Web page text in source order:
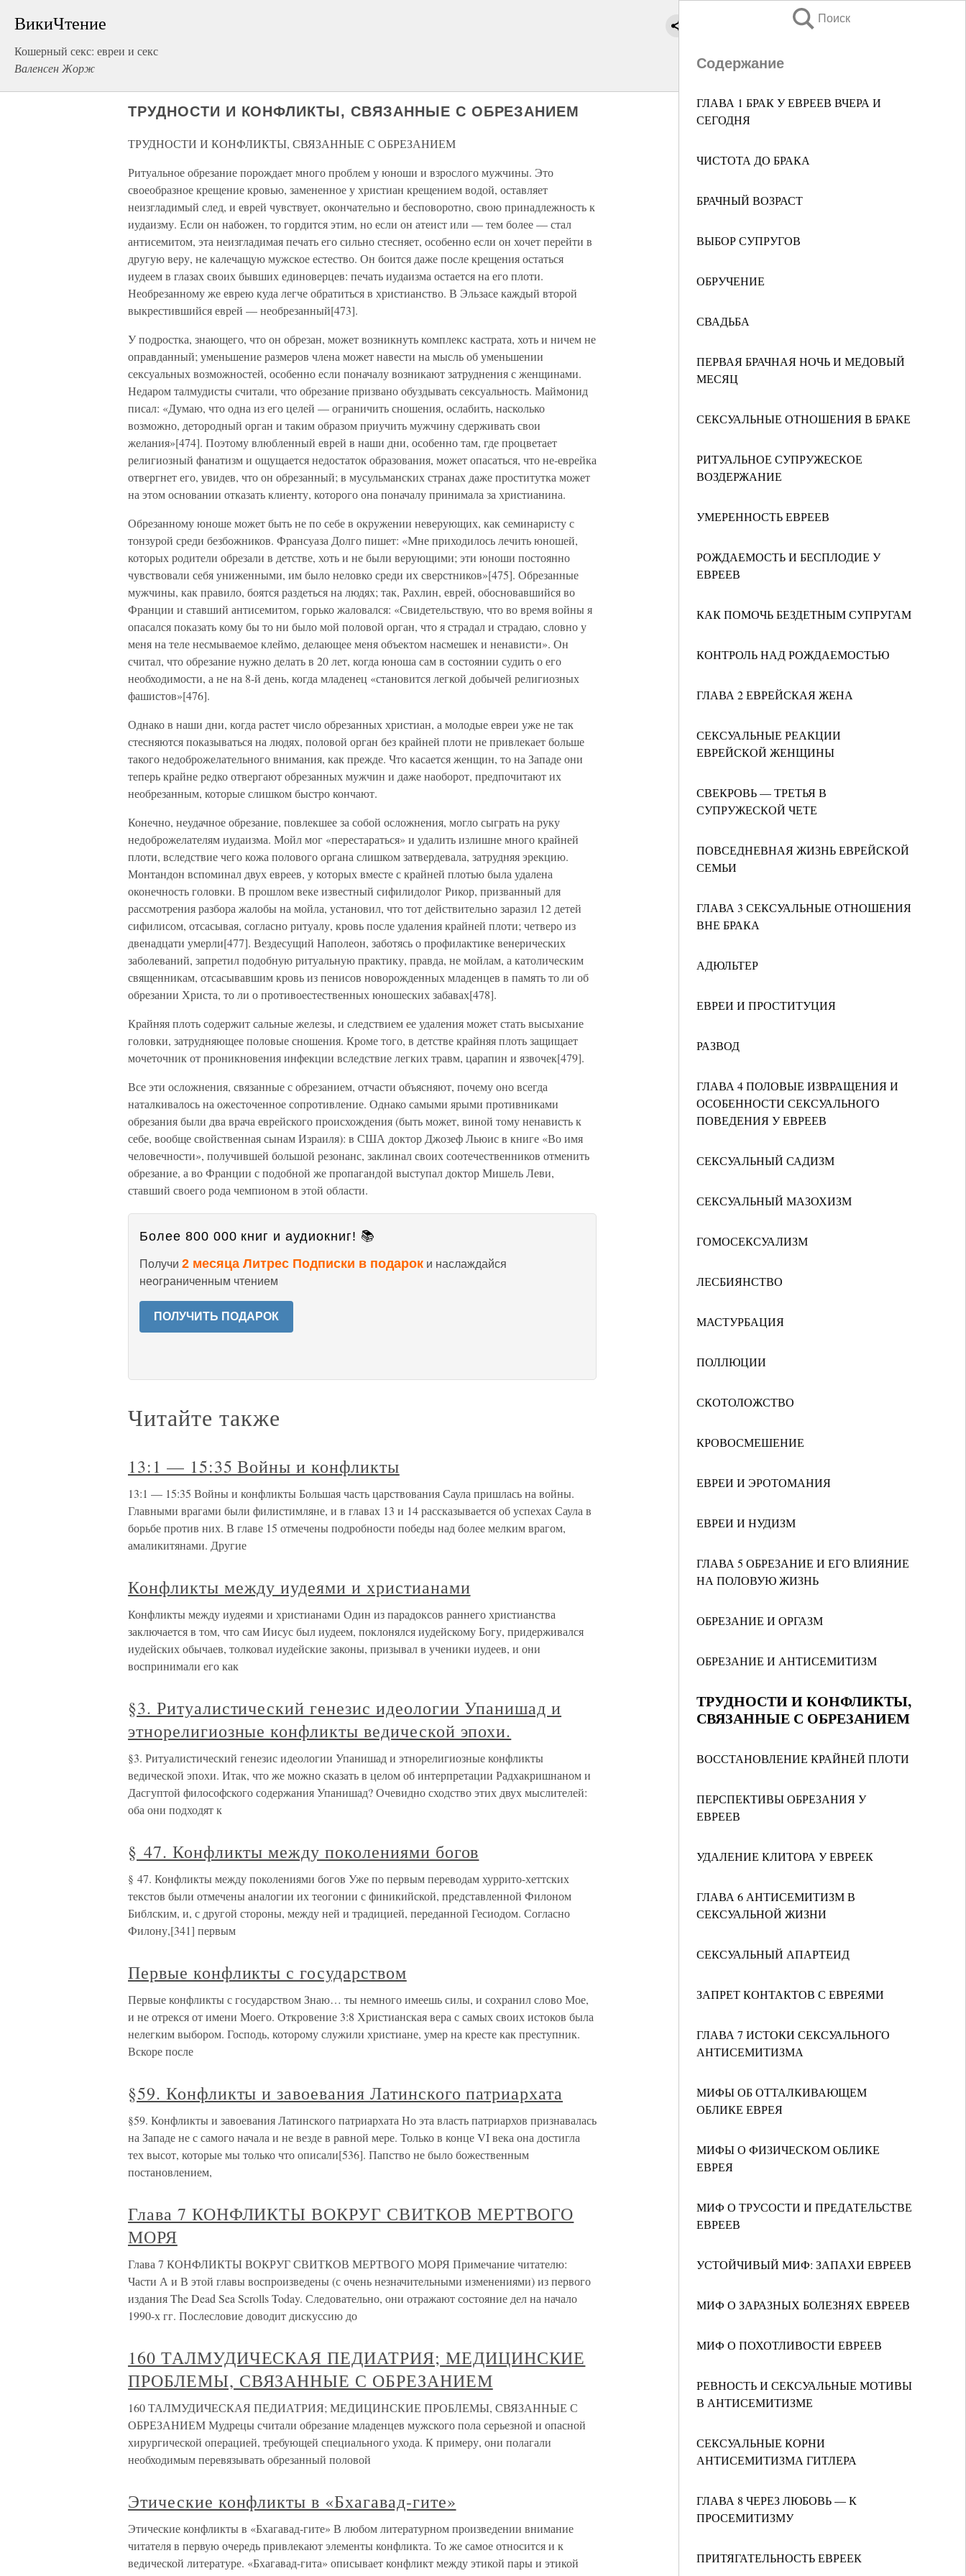
ВикиЧтение
Кошерный секс: евреи и секс
Валенсен Жорж
Поиск
Содержание
ГЛАВА 1 БРАК У ЕВРЕЕВ ВЧЕРА И
СЕГОДНЯ
ЧИСТОТА ДО БРАКА
БРАЧНЫЙ ВОЗРАСТ
ВЫБОР СУПРУГОВ
ОБРУЧЕНИЕ
СВАДЬБА
ПЕРВАЯ БРАЧНАЯ НОЧЬ И МЕДОВЫЙ
МЕСЯЦ
СЕКСУАЛЬНЫЕ ОТНОШЕНИЯ В БРАКЕ
РИТУАЛЬНОЕ СУПРУЖЕСКОЕ
ВОЗДЕРЖАНИЕ
УМЕРЕННОСТЬ ЕВРЕЕВ
РОЖДАЕМОСТЬ И БЕСПЛОДИЕ У
ЕВРЕЕВ
КАК ПОМОЧЬ БЕЗДЕТНЫМ СУПРУГАМ
КОНТРОЛЬ НАД РОЖДАЕМОСТЬЮ
ГЛАВА 2 ЕВРЕЙСКАЯ ЖЕНА
СЕКСУАЛЬНЫЕ РЕАКЦИИ
ЕВРЕЙСКОЙ ЖЕНЩИНЫ
СВЕКРОВЬ — ТРЕТЬЯ В
СУПРУЖЕСКОЙ ЧЕТЕ
ПОВСЕДНЕВНАЯ ЖИЗНЬ ЕВРЕЙСКОЙ
СЕМЬИ
ГЛАВА 3 СЕКСУАЛЬНЫЕ ОТНОШЕНИЯ
ВНЕ БРАКА
АДЮЛЬТЕР
ЕВРЕИ И ПРОСТИТУЦИЯ
РАЗВОД
ГЛАВА 4 ПОЛОВЫЕ ИЗВРАЩЕНИЯ И
ОСОБЕННОСТИ СЕКСУАЛЬНОГО
ПОВЕДЕНИЯ У ЕВРЕЕВ
СЕКСУАЛЬНЫЙ САДИЗМ
СЕКСУАЛЬНЫЙ МАЗОХИЗМ
ГОМОСЕКСУАЛИЗМ
ЛЕСБИЯНСТВО
МАСТУРБАЦИЯ
ПОЛЛЮЦИИ
СКОТОЛОЖСТВО
КРОВОСМЕШЕНИЕ
ЕВРЕИ И ЭРОТОМАНИЯ
ЕВРЕИ И НУДИЗМ
ГЛАВА 5 ОБРЕЗАНИЕ И ЕГО ВЛИЯНИЕ
НА ПОЛОВУЮ ЖИЗНЬ
ОБРЕЗАНИЕ И ОРГАЗМ
ОБРЕЗАНИЕ И АНТИСЕМИТИЗМ
ТРУДНОСТИ И КОНФЛИКТЫ,
СВЯЗАННЫЕ С ОБРЕЗАНИЕМ
ВОССТАНОВЛЕНИЕ КРАЙНЕЙ ПЛОТИ
ПЕРСПЕКТИВЫ ОБРЕЗАНИЯ У
ЕВРЕЕВ
УДАЛЕНИЕ КЛИТОРА У ЕВРЕЕК
ГЛАВА 6 АНТИСЕМИТИЗМ В
СЕКСУАЛЬНОЙ ЖИЗНИ
СЕКСУАЛЬНЫЙ АПАРТЕИД
ЗАПРЕТ КОНТАКТОВ С ЕВРЕЯМИ
ГЛАВА 7 ИСТОКИ СЕКСУАЛЬНОГО
АНТИСЕМИТИЗМА
МИФЫ ОБ ОТТАЛКИВАЮЩЕМ
ОБЛИКЕ ЕВРЕЯ
МИФЫ О ФИЗИЧЕСКОМ ОБЛИКЕ
ЕВРЕЯ
МИФ О ТРУСОСТИ И ПРЕДАТЕЛЬСТВЕ
ЕВРЕЕВ
УСТОЙЧИВЫЙ МИФ: ЗАПАХИ ЕВРЕЕВ
МИФ О ЗАРАЗНЫХ БОЛЕЗНЯХ ЕВРЕЕВ
МИФ О ПОХОТЛИВОСТИ ЕВРЕЕВ
РЕВНОСТЬ И СЕКСУАЛЬНЫЕ МОТИВЫ
В АНТИСЕМИТИЗМЕ
СЕКСУАЛЬНЫЕ КОРНИ
АНТИСЕМИТИЗМА ГИТЛЕРА
ГЛАВА 8 ЧЕРЕЗ ЛЮБОВЬ — К
ПРОСЕМИТИЗМУ
ПРИТЯГАТЕЛЬНОСТЬ ЕВРЕЕК
ТРУДНОСТИ И КОНФЛИКТЫ, СВЯЗАННЫЕ С ОБРЕЗАНИЕМ
ТРУДНОСТИ И КОНФЛИКТЫ, СВЯЗАННЫЕ С ОБРЕЗАНИЕМ
Ритуальное обрезание порождает много проблем у юноши и взрослого мужчины. Это
своеобразное крещение кровью, замененное у христиан крещением водой, оставляет
неизгладимый след, и еврей чувствует, окончательно и бесповоротно, свою принадлежность к
иудаизму. Если он набожен, то гордится этим, но если он атеист или — тем более — стал
антисемитом, эта неизгладимая печать его сильно стесняет, особенно если он хочет перейти в
другую веру, не калечащую мужское естество. Он боится даже после крещения остаться
иудеем в глазах своих бывших единоверцев: печать иудаизма остается на его плоти.
Необрезанному же еврею куда легче обратиться в христианство. В Эльзасе каждый второй
выкрестившийся еврей — необрезанный[473].
У подростка, знающего, что он обрезан, может возникнуть комплекс кастрата, хоть и ничем не
оправданный; уменьшение размеров члена может навести на мысль об уменьшении
сексуальных возможностей, особенно если поначалу возникают затруднения с женщинами.
Недаром талмудисты считали, что обрезание призвано обуздывать сексуальность. Маймонид
писал: «Думаю, что одна из его целей — ограничить сношения, ослабить, насколько
возможно, детородный орган и таким образом приучить мужчину сдерживать свои
желания»[474]. Поэтому влюбленный еврей в наши дни, особенно там, где процветает
религиозный фанатизм и ощущается недостаток образования, может опасаться, что не-еврейка
отвергнет его, увидев, что он обрезанный; в мусульманских странах даже проститутка может
на этом основании отказать клиенту, которого она поначалу принимала за христианина.
Обрезанному юноше может быть не по себе в окружении неверующих, как семинаристу с
тонзурой среди безбожников. Франсуаза Долго пишет: «Мне приходилось лечить юношей,
которых родители обрезали в детстве, хоть и не были верующими; эти юноши постоянно
чувствовали себя униженными, им было неловко среди их сверстников»[475]. Обрезанные
мужчины, как правило, боятся раздеться на людях; так, Рахлин, еврей, обосновавшийся во
Франции и ставший антисемитом, горько жаловался: «Свидетельствую, что во время войны я
опасался показать кому бы то ни было мой половой орган, что я страдал и страдаю, словно у
меня на теле несмываемое клеймо, делающее меня объектом насмешек и ненависти». Он
считал, что обрезание нужно делать в 20 лет, когда юноша сам в состоянии судить о его
необходимости, а не на 8-й день, когда младенец «становится легкой добычей религиозных
фашистов»[476].
Однако в наши дни, когда растет число обрезанных христиан, а молодые евреи уже не так
стесняются показываться на людях, половой орган без крайней плоти не привлекает больше
такого недоброжелательного внимания, как прежде. Что касается женщин, то на Западе они
теперь крайне редко отвергают обрезанных мужчин и даже наоборот, предпочитают их
необрезанным, которые слишком быстро кончают.
Конечно, неудачное обрезание, повлекшее за собой осложнения, могло сыграть на руку
недоброжелателям иудаизма. Мойл мог «перестараться» и удалить излишне много крайней
плоти, вследствие чего кожа полового органа слишком затвердевала, затрудняя эрекцию.
Монтандон вспоминал двух евреев, у которых вместе с крайней плотью была удалена
оконечность головки. В прошлом веке известный сифилидолог Рикор, призванный для
рассмотрения разбора жалобы на мойла, установил, что тот действительно заразил 12 детей
сифилисом, отсасывая, согласно ритуалу, кровь после удаления крайней плоти; четверо из
двенадцати умерли[477]. Вездесущий Наполеон, заботясь о профилактике венерических
заболеваний, запретил подобную ритуальную практику, правда, не мойлам, а католическим
священникам, отсасывавшим кровь из пенисов новорожденных младенцев в память то ли об
обрезании Христа, то ли о противоестественных юношеских забавах[478].
Крайняя плоть содержит сальные железы, и следствием ее удаления может стать высыхание
головки, затрудняющее половые сношения. Кроме того, в детстве крайняя плоть защищает
мочеточник от проникновения инфекции вследствие легких травм, царапин и язвочек[479].
Все эти осложнения, связанные с обрезанием, отчасти объясняют, почему оно всегда
наталкивалось на ожесточенное сопротивление. Однако самыми ярыми противниками
обрезания были два врача еврейского происхождения (быть может, виной тому ненависть к
себе, вообще свойственная сынам Израиля): в США доктор Джозеф Льюис в книге «Во имя
человечности», получившей большой резонанс, заклинал своих соотечественников отменить
обрезание, а во Франции с подобной же пропагандой выступал доктор Мишель Леви,
ставший своего рода чемпионом в этой области.
Более 800 000 книг и аудиокниг! 📚
Получи 2 месяца Литрес Подписки в подарок и наслаждайся
неограниченным чтением
ПОЛУЧИТЬ ПОДАРОК
Читайте также
13:1 — 15:35 Войны и конфликты
13:1 — 15:35 Войны и конфликты Большая часть царствования Саула пришлась на войны.
Главными врагами были филистимляне, и в главах 13 и 14 рассказывается об успехах Саула в
борьбе против них. В главе 15 отмечены подробности победы над более мелким врагом,
амаликитянами. Другие
Конфликты между иудеями и христианами
Конфликты между иудеями и христианами Один из парадоксов раннего христианства
заключается в том, что сам Иисус был иудеем, поклонялся иудейскому Богу, придерживался
иудейских обычаев, толковал иудейские законы, призывал в ученики иудеев, и они
воспринимали его как
§3. Ритуалистический генезис идеологии Упанишад и
этнорелигиозные конфликты ведической эпохи.
§3. Ритуалистический генезис идеологии Упанишад и этнорелигиозные конфликты
ведической эпохи. Итак, что же можно сказать в целом об интерпретации Радхакришнаном и
Дасгуптой философского содержания Упанишад? Очевидно сходство этих двух мыслителей:
оба они подходят к
§ 47. Конфликты между поколениями богов
§ 47. Конфликты между поколениями богов Уже по первым переводам хуррито-хеттских
текстов были отмечены аналогии их теогонии с финикийской, представленной Филоном
Библским, и, с другой стороны, между ней и традицией, переданной Гесиодом. Согласно
Филону,[341] первым
Первые конфликты с государством
Первые конфликты с государством Знаю… ты немного имеешь силы, и сохранил слово Мое,
и не отрекся от имени Моего. Откровение 3:8 Христианская вера с самых своих истоков была
нелегким выбором. Господь, которому служили христиане, умер на кресте как преступник.
Вскоре после
§59. Конфликты и завоевания Латинского патриархата
§59. Конфликты и завоевания Латинского патриархата Но эта власть патриархов признавалась
на Западе не с самого начала и не везде в равной мере. Только в конце VI века она достигла
тех высот, которые мы только что описали[536]. Папство не было божественным
постановлением,
Глава 7 КОНФЛИКТЫ ВОКРУГ СВИТКОВ МЕРТВОГО
МОРЯ
Глава 7 КОНФЛИКТЫ ВОКРУГ СВИТКОВ МЕРТВОГО МОРЯ Примечание читателю:
Части А и В этой главы воспроизведены (с очень незначительными изменениями) из первого
издания The Dead Sea Scrolls Today. Следовательно, они отражают состояние дел на начало
1990-х гг. Послесловие доводит дискуссию до
160 ТАЛМУДИЧЕСКАЯ ПЕДИАТРИЯ; МЕДИЦИНСКИЕ
ПРОБЛЕМЫ, СВЯЗАННЫЕ С ОБРЕЗАНИЕМ
160 ТАЛМУДИЧЕСКАЯ ПЕДИАТРИЯ; МЕДИЦИНСКИЕ ПРОБЛЕМЫ, СВЯЗАННЫЕ С
ОБРЕЗАНИЕМ Мудрецы считали обрезание младенцев мужского пола серьезной и опасной
хирургической операцией, требующей специального ухода. К примеру, они полагали
необходимым перевязывать обрезанный половой
Этические конфликты в «Бхагавад-гите»
Этические конфликты в «Бхагавад-гите» В любом литературном произведении внимание
читателя в первую очередь привлекают элементы конфликта. То же самое относится и к
ведической литературе. «Бхагавад-гита» описывает конфликт между этикой пары и этикой